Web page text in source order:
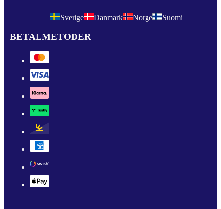
Sverige Danmark Norge Suomi
BETALMETODER